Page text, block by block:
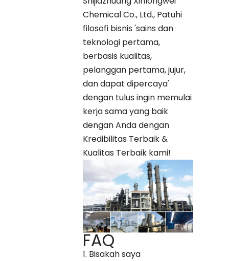
Chemical Co., Ltd., Patuhi
filosofi bisnis 'sains dan
teknologi pertama,
berbasis kualitas,
pelanggan pertama, jujur,
dan dapat dipercaya'
dengan tulus ingin memulai
kerja sama yang baik
dengan Anda dengan
Kredibilitas Terbaik &
Kualitas Terbaik kami!
FAQ
1. Bisakah saya